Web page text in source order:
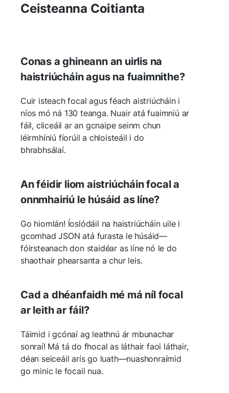
Ceisteanna Coitianta
Conas a ghineann an uirlis na
haistriúcháin agus na fuaimnithe?
Cuir isteach focal agus féach aistriúcháin i
níos mó ná 130 teanga. Nuair atá fuaimniú ar
fáil, cliceáil ar an gcnaipe seinm chun
léirmhíniú fíorúil a chloisteáil i do
bhrabhsálaí.
An féidir liom aistriúcháin focal a
onnmhairiú le húsáid as líne?
Go hiomlán! Íoslódáil na haistriúcháin uile i
gcomhad JSON atá furasta le húsáid—
fóirsteanach don staidéar as líne nó le do
shaothair phearsanta a chur leis.
Cad a dhéanfaidh mé má níl focal
ar leith ar fáil?
Táimid i gcónaí ag leathnú ár mbunachar
sonraí! Má tá do fhocal as láthair faoi láthair,
déan seiceáil arís go luath—nuashonraímid
go minic le focail nua.